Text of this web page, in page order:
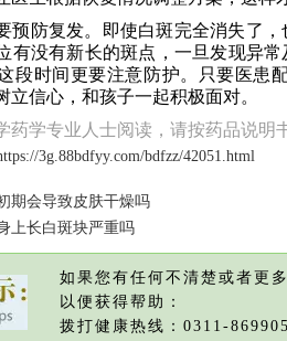
预防复发。即使白斑完全消失了
有没有新长的斑点，一旦发现异
段时间更要注意防护。只要医患
立信心，和孩子一起积极面对。
药学专业人士阅读，请按药品说明
3g.88bdfyy.com/bdfzz/42051.html
期会导致皮肤干燥吗
上长白斑块严重吗
如果您有任何不清楚或者更
以便获得帮助：
拨打健康热线：0311-